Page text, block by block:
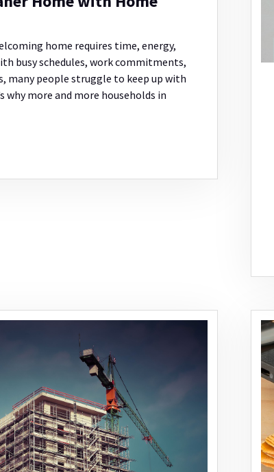
home requires time, energy,
busy schedules, work commitments,
many people struggle to keep up with
why more and more households in